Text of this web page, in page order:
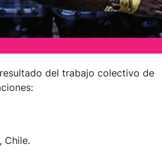
del trabajo colectivo de
Chile.